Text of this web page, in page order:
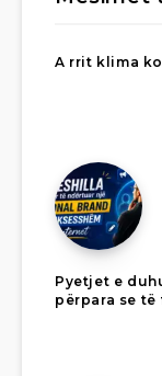
A rrit klima
Pyetjet e
përpara se